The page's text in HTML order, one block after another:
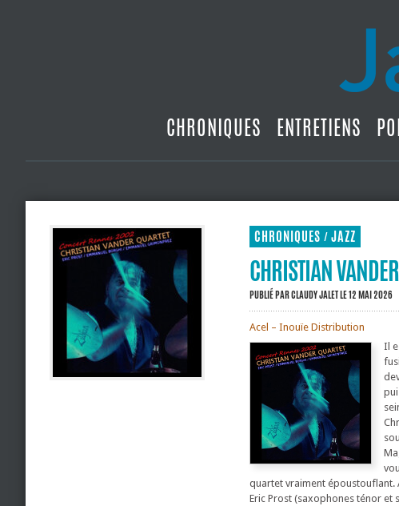
CHRONIQUES ENTRETIENS
CHRONIQUES / JAZZ
CHRISTIAN
PUBLIÉ PARCLAUDY JALETLE 12 MAI 2026
Acel – Inouïe Distribution
Il
quartet vraiment époustouflant.
Eric Prost (saxophones ténor et